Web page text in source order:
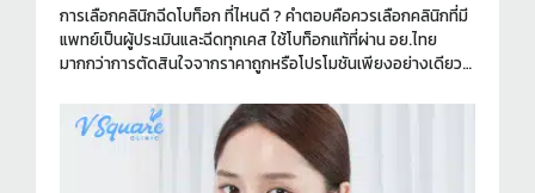
การเลือกคลินิกฉีดโบท็อก ที่ไหนดี ? คำตอบคือควรเลือกคลินิกที่มี
แพทย์เป็นผู้ประเมินและฉีดทุกเคส ใช้โบท็อกแท้ที่ผ่าน อย.ไทย
มากกว่าการตัดสินใจจากราคาถูกหรือโปรโมชันเพียงอย่างเดียว